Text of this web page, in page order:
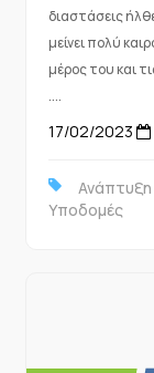
διαστάσεις
μείνει πολύ
μέρος του και
....
17/02/2023
Ανάπτυξη
Υποδομές